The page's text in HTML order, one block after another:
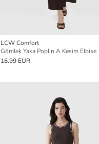
LCW Comfort
Gömlek Yaka Poplin A Kesim Elbise
16.99 EUR